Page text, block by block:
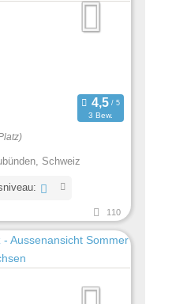
3 Bew.
Schweiz
110